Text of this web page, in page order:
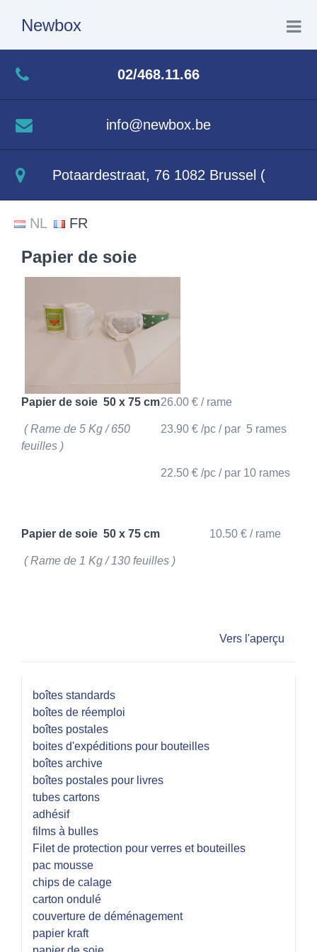
Newbox
Home
Déménagement
02/468.11.66
info@newbox.be
Potaardestraat, 76 1082 Brussel (
NL FR
Papier de soie
Papier de soie 50 x 75 cm26.00 € / rame
( Rame de 5 Kg / 650
feuilles )
23.90 € /pc / par 5 rames
22.50 € /pc / par 10 rames
Papier de soie 50 x 75 cm 10.50 € / rame
( Rame de 1 Kg / 130 feuilles )
Vers l'aperçu
boîtes standards
boîtes de réemploi
boîtes postales
boites d'expéditions pour bouteilles
boîtes archive
boîtes postales pour livres
tubes cartons
adhésif
films à bulles
Filet de protection pour verres et bouteilles
pac mousse
chips de calage
carton ondulé
couverture de déménagement
papier kraft